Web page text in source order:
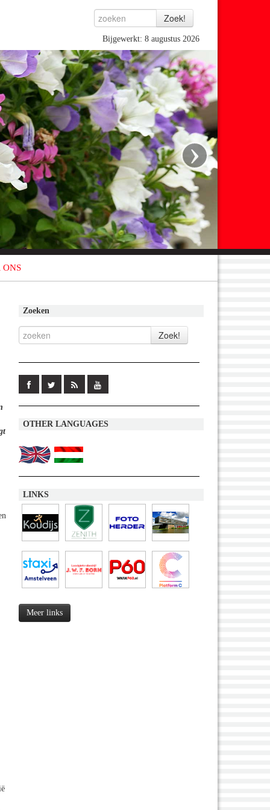
Bijgewerkt: 8 augustus 2026
›
ONS
Zoeken
OTHER LANGUAGES
LINKS
Meer links